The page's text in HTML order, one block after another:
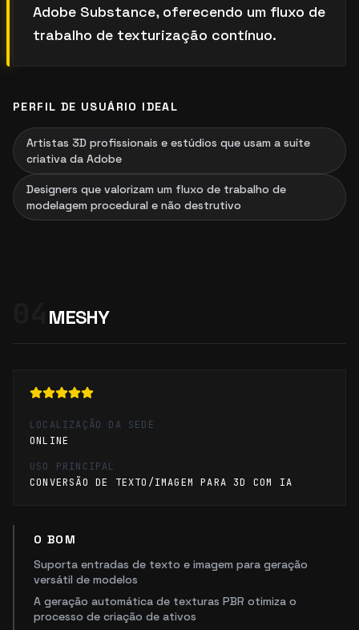
Adobe Substance, oferecendo um fluxo de
trabalho de texturização contínuo.
PERFIL DE USUÁRIO IDEAL
Artistas 3D profissionais e estúdios que usam a suíte
criativa da Adobe
Designers que valorizam um fluxo de trabalho de
modelagem procedural e não destrutivo
MESHY
LOCALIZAÇÃO DA SEDE
ONLINE
USO PRINCIPAL
CONVERSÃO DE TEXTO/IMAGEM PARA 3D COM IA
O BOM
Suporta entradas de texto e imagem para geração
versátil de modelos
A geração automática de texturas PBR otimiza o
processo de criação de ativos